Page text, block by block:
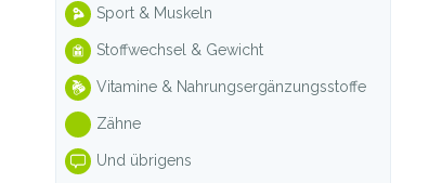
Sport & Muskeln
Stoffwechsel & Gewicht
Vitamine & Nahrungsergänzungsstoffe
Zähne
Und übrigens